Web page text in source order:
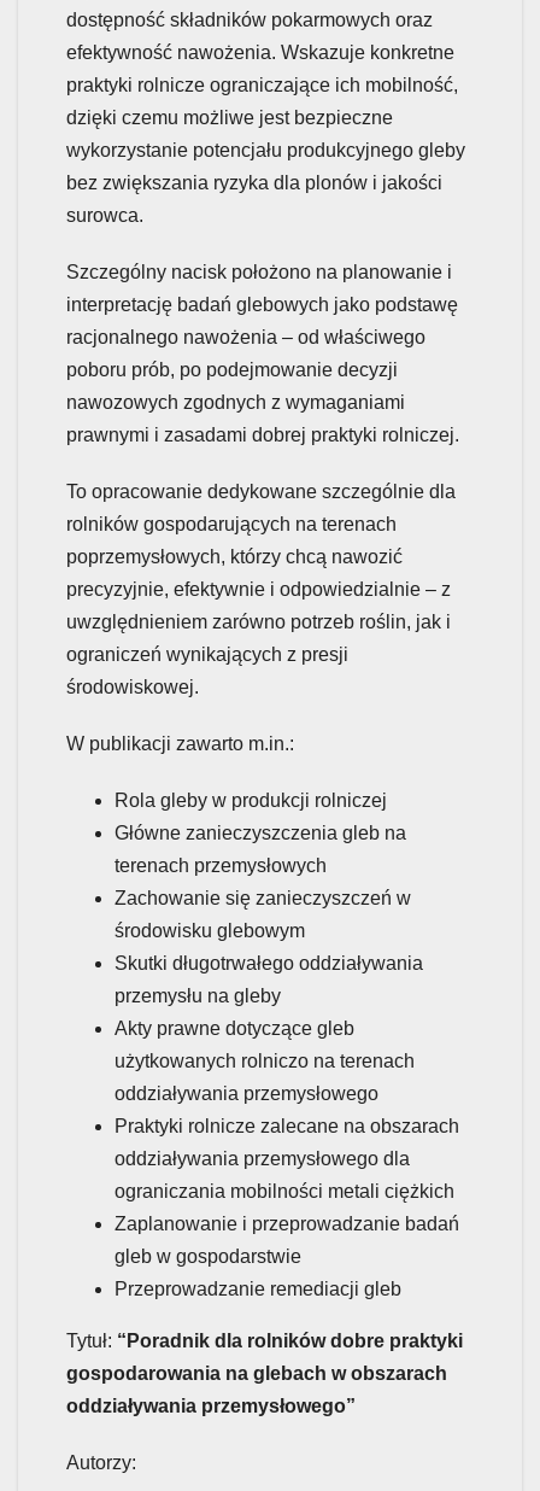
dostępność składników pokarmowych oraz
efektywność nawożenia. Wskazuje konkretne
praktyki rolnicze ograniczające ich mobilność,
dzięki czemu możliwe jest bezpieczne
wykorzystanie potencjału produkcyjnego gleby
bez zwiększania ryzyka dla plonów i jakości
surowca.
Szczególny nacisk położono na planowanie i
interpretację badań glebowych jako podstawę
racjonalnego nawożenia – od właściwego
poboru prób, po podejmowanie decyzji
nawozowych zgodnych z wymaganiami
prawnymi i zasadami dobrej praktyki rolniczej.
To opracowanie dedykowane szczególnie dla
rolników gospodarujących na terenach
poprzemysłowych, którzy chcą nawozić
precyzyjnie, efektywnie i odpowiedzialnie – z
uwzględnieniem zarówno potrzeb roślin, jak i
ograniczeń wynikających z presji
środowiskowej.
W publikacji zawarto m.in.:
Rola gleby w produkcji rolniczej
Główne zanieczyszczenia gleb na
terenach przemysłowych
Zachowanie się zanieczyszczeń w
środowisku glebowym
Skutki długotrwałego oddziaływania
przemysłu na gleby
Akty prawne dotyczące gleb
użytkowanych rolniczo na terenach
oddziaływania przemysłowego
Praktyki rolnicze zalecane na obszarach
oddziaływania przemysłowego dla
ograniczania mobilności metali ciężkich
Zaplanowanie i przeprowadzanie badań
gleb w gospodarstwie
Przeprowadzanie remediacji gleb
Tytuł: “Poradnik dla rolników dobre praktyki
gospodarowania na glebach w obszarach
oddziaływania przemysłowego”
Autorzy: